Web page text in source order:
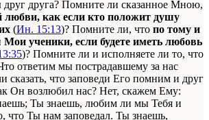
друга? Помните ли сказанное Мною,
любви, как если кто положит душу
(Ин. 15:13)? Помните ли, что по тому и
ученики, если будете иметь любовь
)? Помните ли и исполняете ли то, что
ответим мы пострадавшему за нас
сказать, что заповеди Его помним и друг
Он возлюбил нас? Нет, скажем Ему:
Ты знаешь, любим ли мы Тебя и
что Ты нам заповедал. Ты знаешь,